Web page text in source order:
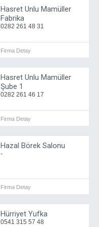
Hasret Unlu Mamüller
Fabrika
0282 261 48 31
Firma Detay
Hasret Unlu Mamüller
Şube 1
0282 261 46 17
Firma Detay
Hazal Börek Salonu
-
Firma Detay
Hürriyet Yufka
0541 315 57 48